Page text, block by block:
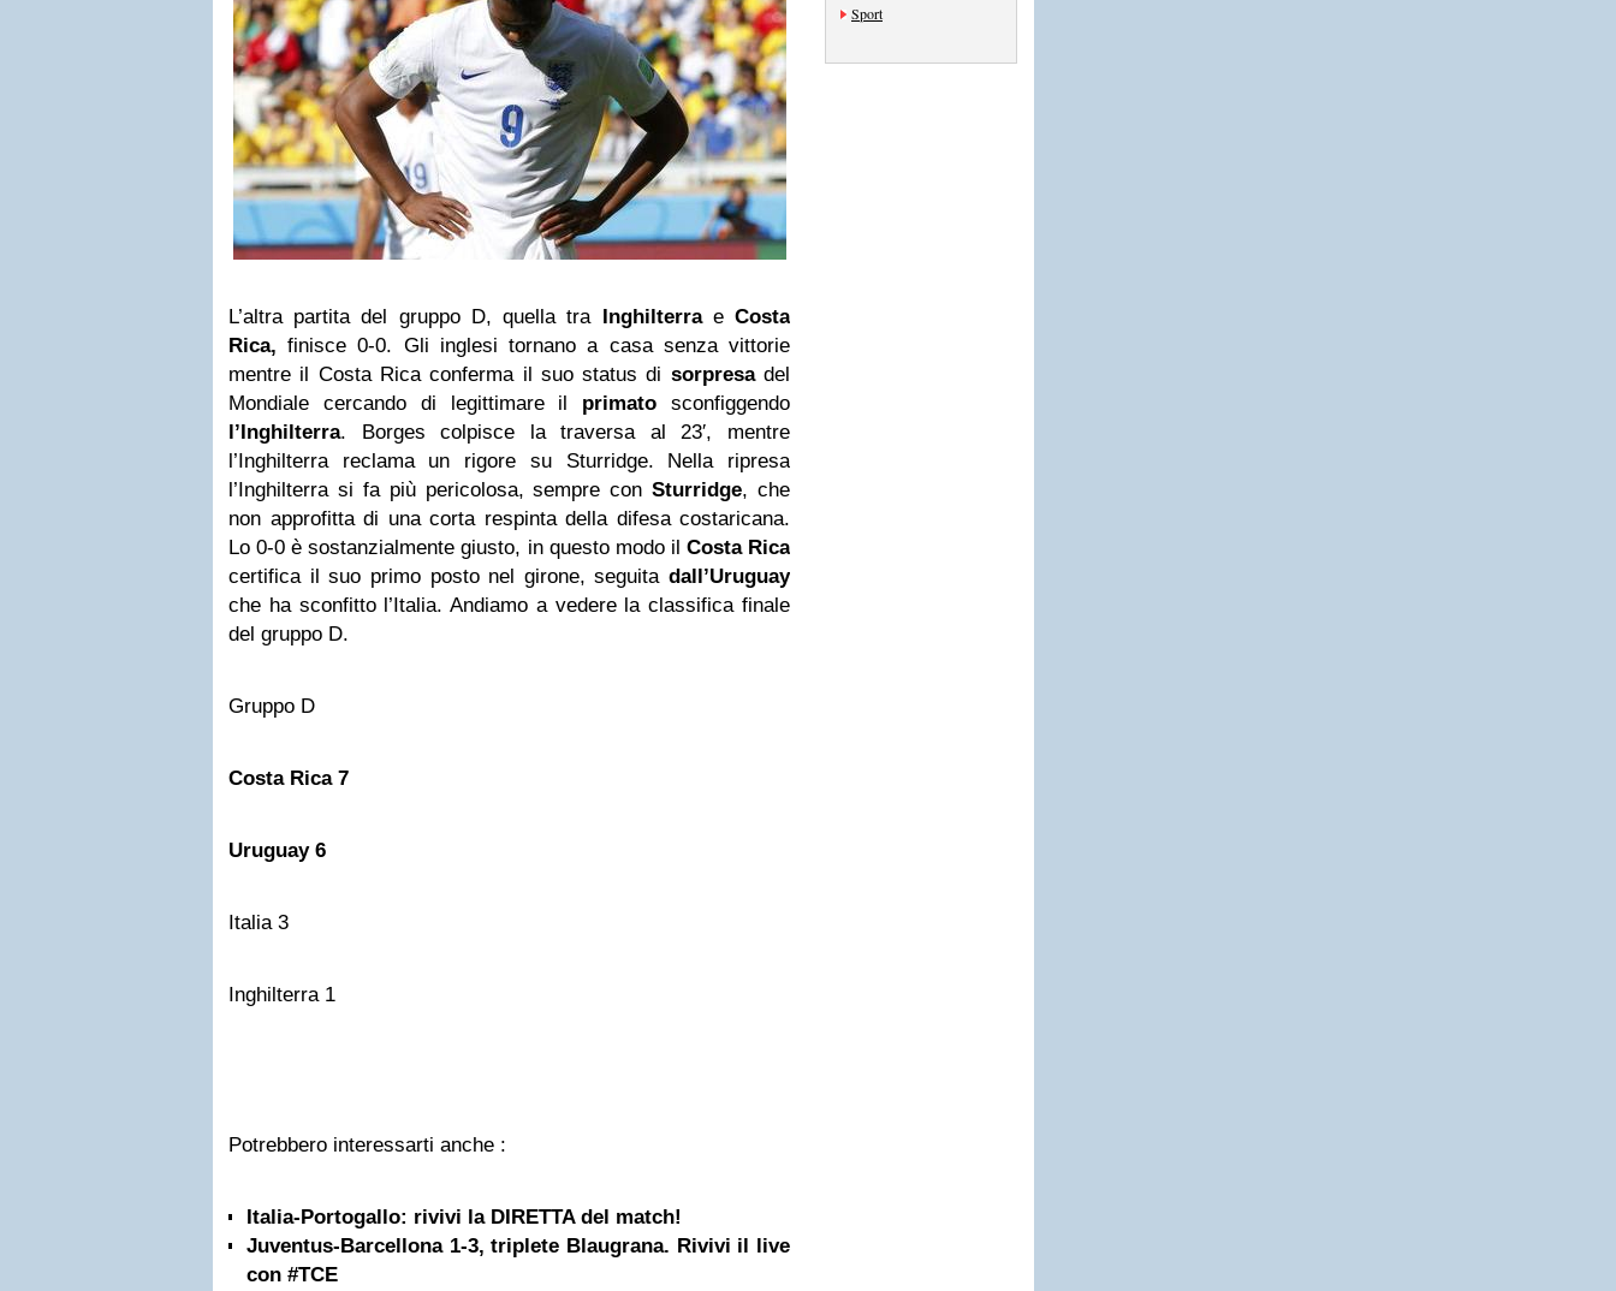
L’altra partita del gruppo D, quella tra InghilterraeCosta
Rica, finisce 0-0. Gli inglesi tornano a casa senza vittorie
mentre il Costa Rica conferma il suo status di sorpresadel
Mondiale cercando di legittimare il primato sconfiggendo
l’Inghilterra. Borges colpisce la traversa al 23′, mentre
l’Inghilterra reclama un rigore su Sturridge. Nella ripresa
l’Inghilterra si fa più pericolosa, sempre conSturridge, che
non approfitta di una corta respinta della difesa costaricana.
Lo 0-0 è sostanzialmente giusto, in questo modo il Costa Rica
certifica il suo primo posto nel girone, seguita dall’Uruguay
che ha sconfitto l’Italia. Andiamo a vedere la classifica finale
del gruppo D.
Gruppo D
Costa Rica 7
Uruguay 6
Italia 3
Inghilterra 1
Potrebbero interessarti anche :
Italia-Portogallo: rivivi la DIRETTA del match!
Juventus-Barcellona 1-3, triplete Blaugrana. Rivivi il live
con #TCE
Sport